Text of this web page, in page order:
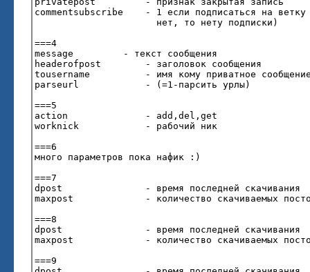
commentsubscribe - 1 если подписаться на ветку
нет, то нету подписки)
===4
message - текст сообщения
headerofpost - заголовок сообщения
tousername - имя кому приватное
parseurl - (=1-парсить урлы)
===5
action - add,del,get
worknick - рабочий ник
===6
много параметров пока нафик :)
===7
dpost - время последней скачивания
maxpost - количество скачиваемых
===8
dpost - время последней скачивания
maxpost - количество скачиваемых
===9